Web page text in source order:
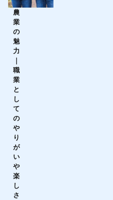
農
業
の
魅
力
｜
職
業
と
し
て
の
や
り
が
い
や
楽
し
さ